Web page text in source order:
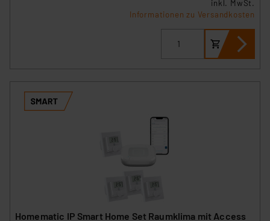
inkl. MwSt.
Informationen zu Versandkosten
Homematic IP Smart Home Set Raumklima mit Access